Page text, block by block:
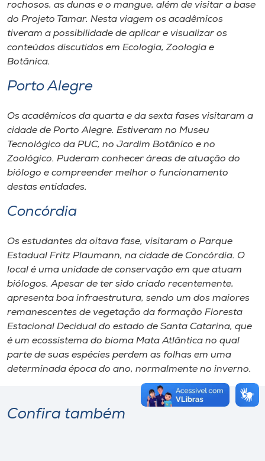
rochosos, as dunas e o mangue, além de visitar a base
do Projeto Tamar. Nesta viagem os acadêmicos
tiveram a possibilidade de aplicar e visualizar os
conteúdos discutidos em Ecologia, Zoologia e
Botânica.
Porto Alegre
Os acadêmicos da quarta e da sexta fases visitaram a
cidade de Porto Alegre. Estiveram no Museu
Tecnológico da PUC, no Jardim Botânico e no
Zoológico. Puderam conhecer áreas de atuação do
biólogo e compreender melhor o funcionamento
destas entidades.
Concórdia
Os estudantes da oitava fase, visitaram o Parque
Estadual Fritz Plaumann, na cidade de Concórdia. O
local é uma unidade de conservação em que atuam
biólogos. Apesar de ter sido criado recentemente,
apresenta boa infraestrutura, sendo um dos maiores
remanescentes de vegetação da formação Floresta
Estacional Decidual do estado de Santa Catarina, que
é um ecossistema do bioma Mata Atlântica no qual
parte de suas espécies perdem as folhas em uma
determinada época do ano, normalmente no inverno.
Confira também